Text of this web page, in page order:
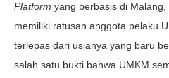
Platform yang berbasis di
memiliki ratusan anggota pelaku
terlepas dari usianya yang baru
salah satu bukti bahwa UMKM